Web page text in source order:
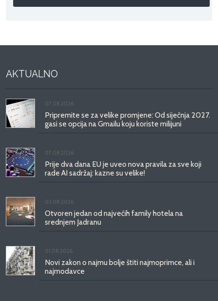
AKTUALNO
07.08.2026.
Pripremite se za velike promjene: Od siječnja 2027.
gasi se opcija na Gmailu koju koriste milijuni
07.08.2026.
Prije dva dana EU je uveo nova pravila za sve koji
rade AI sadržaj: kazne su velike!
03.08.2026.
Otvoren jedan od najvećih family hotela na
srednjem Jadranu
01.08.2026.
Novi zakon o najmu bolje štiti najmoprimce, ali i
najmodavce